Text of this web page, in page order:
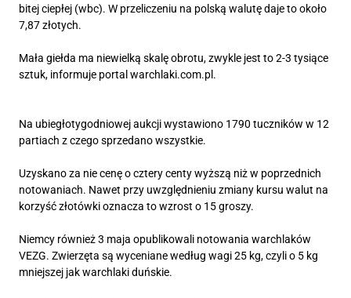
bitej ciepłej (wbc). W przeliczeniu na polską walutę daje to około
7,87 złotych.
Mała giełda ma niewielką skalę obrotu, zwykle jest to 2-3 tysiące
sztuk, informuje portal warchlaki.com.pl.
Na ubiegłotygodniowej aukcji wystawiono 1790 tuczników w 12
partiach z czego sprzedano wszystkie.
Uzyskano za nie cenę o cztery centy wyższą niż w poprzednich
notowaniach. Nawet przy uwzględnieniu zmiany kursu walut na
korzyść złotówki oznacza to wzrost o 15 groszy.
Niemcy również 3 maja opublikowali notowania warchlaków
VEZG. Zwierzęta są wyceniane według wagi 25 kg, czyli o 5 kg
mniejszej jak warchlaki duńskie.